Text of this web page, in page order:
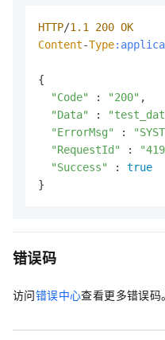
HTTP/1.1 200 OK
Content-Type
{
"Code"
: "200" ,
"Data"
:
"ErrorMsg"
:
"RequestId"
:
"Success"
: true
}
错误码
访问错误中心查看更多错误码。